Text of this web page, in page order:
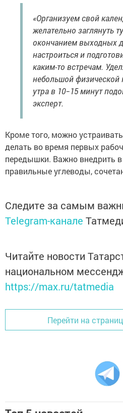
«Организуем свой
желательно заглянуть
окончанием выходных
настроиться и
каким-то встречам.
небольшой физической
утра в 10−15 минут
эксперт.
Кроме того, можно
делать во время первых
передышки. Важно внедрить в
правильные углеводы,
Следите за самым
Telegram-канале
Читайте новости
национальном
https://max.ru/tatmedia
Перейти на